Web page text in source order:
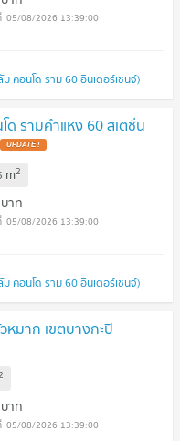
05/08/2026 13:39:00
คอนโด ราม 60 อินเตอร์เชนจ์)
รามคำแหง 60 สเตชั่น
UPDATE !
m2
บาท
05/08/2026 13:39:00
คอนโด ราม 60 อินเตอร์เชนจ์)
หมาก เขตบางกะปิ
บาท
05/08/2026 13:39:00